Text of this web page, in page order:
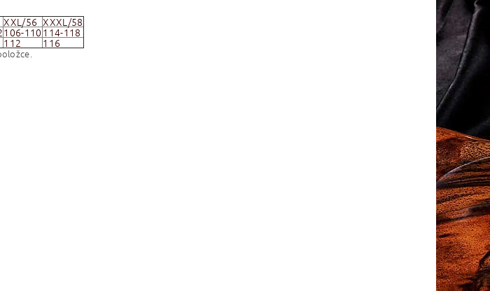
XXL/56 XXXL/58
106-110 114-118
112 116